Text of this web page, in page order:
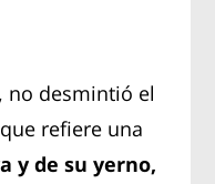
no desmintió el
refiere una
y de su yerno,